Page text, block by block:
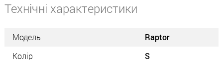
Технічні характеристики
Модель
Raptor
Колір
S